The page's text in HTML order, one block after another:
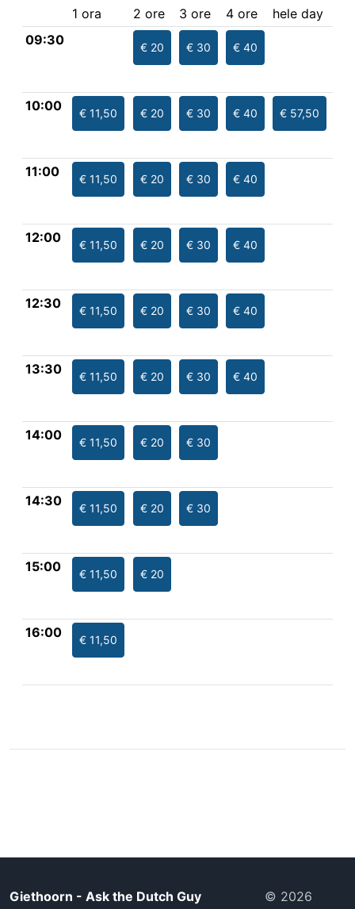
1 ora 2 ore 3 ore 4 ore
hele day
09:30
€ 20 € 30 € 40
10:00 € 11,50 € 20 € 30 € 40 € 57,50
11:00 € 11,50 € 20 € 30 € 40
12:00 € 11,50 € 20 € 30 € 40
12:30 € 11,50 € 20 € 30 € 40
13:30 € 11,50 € 20 € 30 € 40
14:00 € 11,50 € 20 € 30
14:30 € 11,50 € 20 € 30
15:00 € 11,50 € 20
16:00 € 11,50
Giethoorn - Ask the Dutch Guy © 2026